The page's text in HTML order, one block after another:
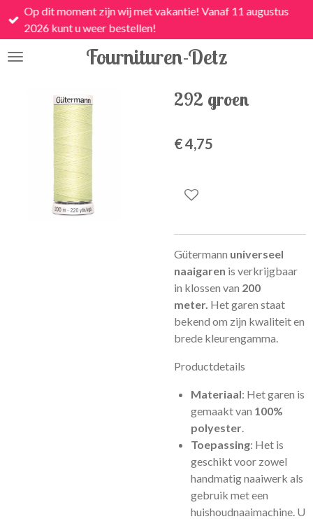
Ga
direct
de
Fournituren-Detz
Op dit moment zijn wij met vakantie! Vanaf 11 augustus
2026 kunt u weer bestellen!
292 groen
€ 4,75
Gütermann universeel
naaigaren is verkrijgbaar
in klossen van 200
meter. Het garen staat
bekend om zijn kwaliteit en
brede kleurengamma.
Productdetails
Materiaal: Het garen is
gemaakt van 100%
polyester.
Toepassing: Het is
geschikt voor zowel
handmatig naaiwerk als
gebruik met een
huishoudnaaimachine. U